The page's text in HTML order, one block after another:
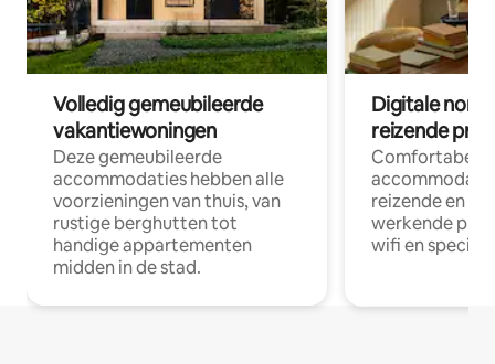
Volledig gemeubileerde
vakantiewoningen
Deze gemeubileerde
accommodaties hebben alle
voorzieningen van thuis, van
rustige berghutten tot
handige appartementen
midden in de stad.
Digitale
reizende
Comfortabele
reizende en
werkende
wifi en